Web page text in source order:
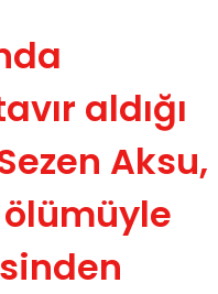
aldığı
Aksu,
ölümüyle